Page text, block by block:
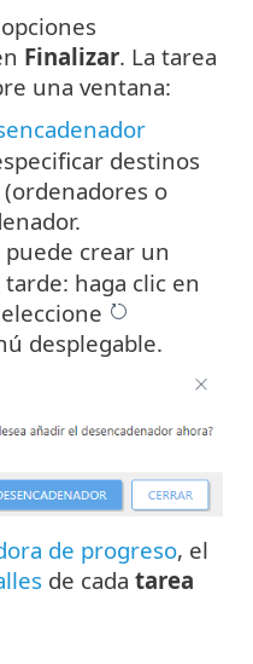
Finalizar. La tarea
una ventana:
destinos
o
puede crear un
tarde: haga clic en
desplegable.
de progreso, el
de cada tarea